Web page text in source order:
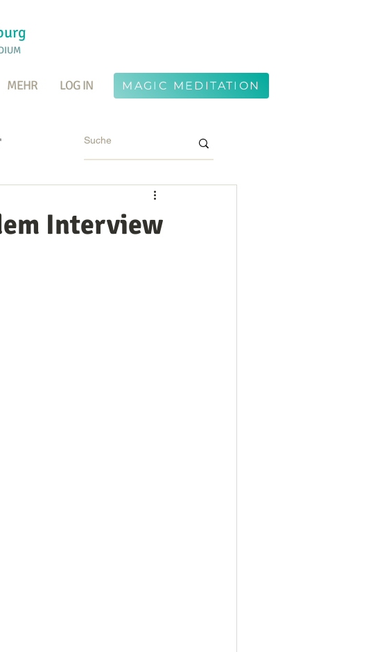
MEHR LOG IN MAGIC MEDITATION
Interview